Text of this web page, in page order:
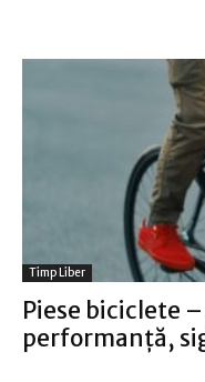
Timp Liber
Piese biciclete
performanță,